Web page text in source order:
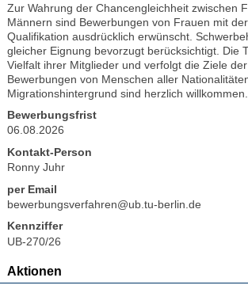
Zur Wahrung der Chancengleichheit zwischen
Männern sind Bewerbungen von Frauen mit
Qualifikation ausdrücklich erwünscht.
gleicher Eignung bevorzugt berücksichtigt. Die
Vielfalt ihrer Mitglieder und verfolgt die Ziele
Bewerbungen von Menschen aller
Migrationshintergrund sind herzlich willkommen.
Bewerbungsfrist
06.08.2026
Kontakt-Person
Ronny Juhr
per Email
bewerbungsverfahren@ub.tu-berlin.de
Kennziffer
UB-270/26
Aktionen